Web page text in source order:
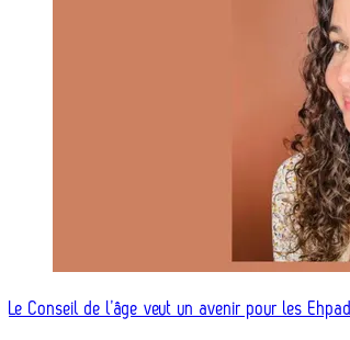
Le Conseil de l’âge veut un avenir pour les Ehpad